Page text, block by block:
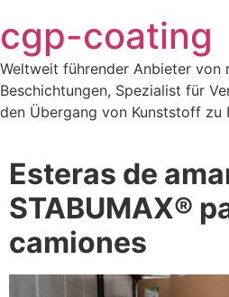
al
contenido
cgp-coating
Weltweit führender Anbieter von
Beschichtungen, Spezialist für
den Übergang von Kunststoff zu
Esteras de
STABUMAX®
camiones